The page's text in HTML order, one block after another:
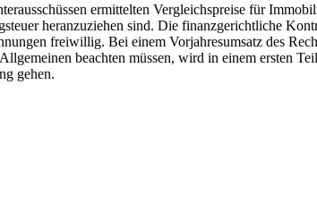
ermittelten Vergleichspreise für
heranzuziehen sind. Die finanzgerichtliche
freiwillig. Bei einem Vorjahresumsatz des
beachten müssen, wird in einem ersten
gehen.